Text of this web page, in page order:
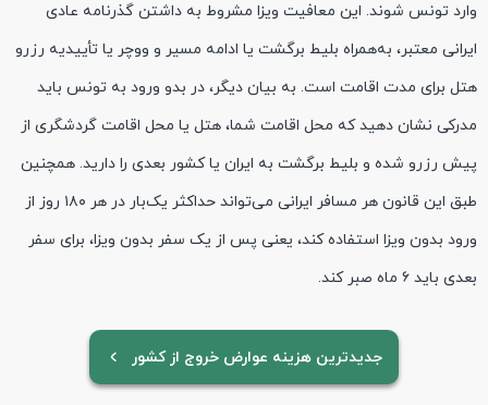
وارد تونس شوند. این معافیت ویزا مشروط به داشتن گذرنامه عادی
ایرانی معتبر، به‌همراه بلیط برگشت یا ادامه مسیر و ووچر یا تأییدیه رزرو
هتل برای مدت اقامت است. به بیان دیگر، در بدو ورود به تونس باید
مدرکی نشان دهید که محل اقامت شما، هتل یا محل اقامت گردشگری از
پیش رزرو شده و بلیط برگشت به ایران یا کشور بعدی را دارید. همچنین
طبق این قانون هر مسافر ایرانی می‌تواند حداکثر یک‌بار در هر ۱۸۰ روز از
ورود بدون ویزا استفاده کند، یعنی پس از یک سفر بدون ویزا، برای سفر
بعدی باید ۶ ماه صبر کند.
جدیدترین هزینه عوارض خروج از کشور